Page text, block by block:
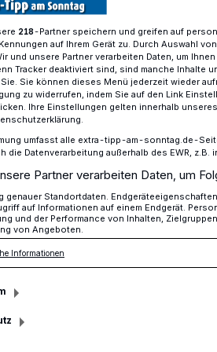
Standort für Chemofast
Münchheide V
Chemofast
Chemofast-Standort
realisiert hier einen
218-Partner speichern und greifen auf
auf Ihrem Gerät zu. Durch Auswahl
und unsere Partner verarbeiten Daten, um
Tracker deaktiviert sind, sind manche Inhalte
Sie können dieses Menü jederzeit wieder
zu widerrufen, indem Sie auf den Link
Ihre Einstellungen gelten innerhalb
umfasst alle extra-tipp-am-sonntag.de-
die Datenverarbeitung außerhalb des EWR, z.B.
Partner verarbeiten Daten, um
genauer Standortdaten.
auf Informationen auf einem Endgerät.
und der Performance von Inhalten,
von Angeboten.
Informationen